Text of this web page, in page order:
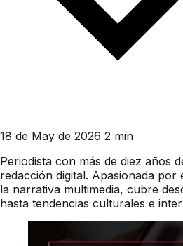
18 de May de 2026 2 min
Periodista con más de diez años
redacción digital. Apasionada por
la narrativa multimedia, cubre
hasta tendencias culturales e